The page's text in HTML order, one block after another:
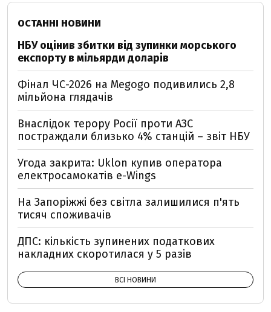
ОСТАННІ НОВИНИ
НБУ оцінив збитки від зупинки морського
експорту в мільярди доларів
Фінал ЧС-2026 на Megogo подивились 2,8
мільйона глядачів
Внаслідок терору Росії проти АЗС
постраждали близько 4% станцій – звіт НБУ
Угода закрита: Uklon купив оператора
електросамокатів e-Wings
На Запоріжжі без світла залишилися п'ять
тисяч споживачів
ДПС: кількість зупинених податкових
накладних скоротилася у 5 разів
ВСІ НОВИНИ